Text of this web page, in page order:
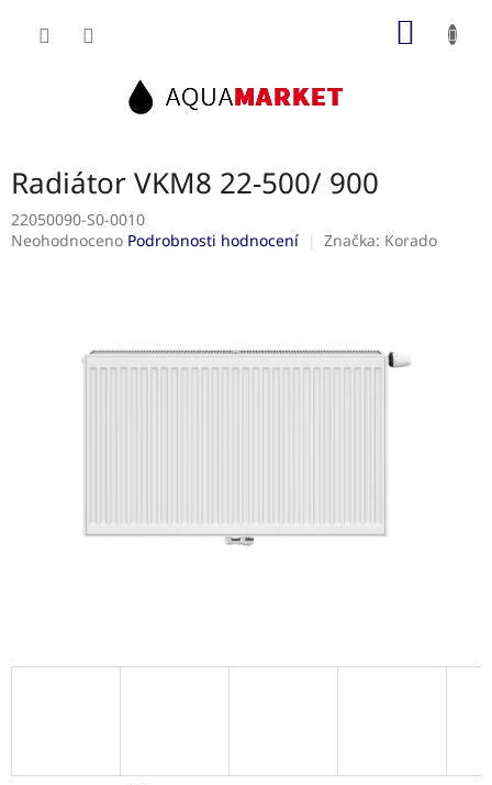
Radiátor VKM8 22-500/ 900
22050090-S0-0010
Průměrné
Neohodnoceno Podrobnosti hodnocení Značka: Korado